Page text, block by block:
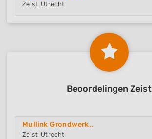
Zeist, Utrecht
Beoordelingen Zeist
Mullink Grondwerk..
Zeist, Utrecht